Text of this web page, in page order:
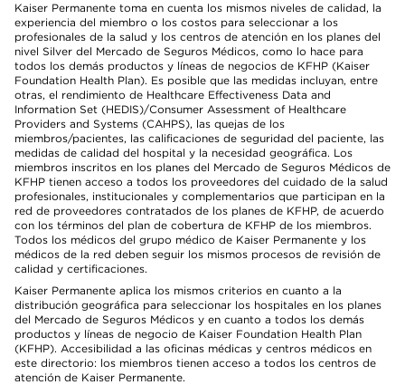
Kaiser Permanente toma en cuenta los mismos niveles de calidad, la
experiencia del miembro o los costos para seleccionar a los
profesionales de la salud y los centros de atención en los planes del
nivel Silver del Mercado de Seguros Médicos, como lo hace para
todos los demás productos y líneas de negocios de KFHP (Kaiser
Foundation Health Plan). Es posible que las medidas incluyan, entre
otras, el rendimiento de Healthcare Effectiveness Data and
Information Set (HEDIS)/Consumer Assessment of Healthcare
Providers and Systems (CAHPS), las quejas de los
miembros/pacientes, las calificaciones de seguridad del paciente, las
medidas de calidad del hospital y la necesidad geográfica. Los
miembros inscritos en los planes del Mercado de Seguros Médicos de
KFHP tienen acceso a todos los proveedores del cuidado de la salud
profesionales, institucionales y complementarios que participan en la
red de proveedores contratados de los planes de KFHP, de acuerdo
con los términos del plan de cobertura de KFHP de los miembros.
Todos los médicos del grupo médico de Kaiser Permanente y los
médicos de la red deben seguir los mismos procesos de revisión de
calidad y certificaciones.
Kaiser Permanente aplica los mismos criterios en cuanto a la
distribución geográfica para seleccionar los hospitales en los planes
del Mercado de Seguros Médicos y en cuanto a todos los demás
productos y líneas de negocio de Kaiser Foundation Health Plan
(KFHP). Accesibilidad a las oficinas médicas y centros médicos en
este directorio: los miembros tienen acceso a todos los centros de
atención de Kaiser Permanente.